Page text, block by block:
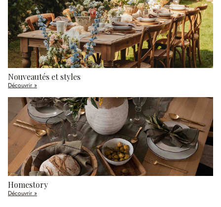
Nouveautés et styles
Découvrir »
Homestory
Découvrir »